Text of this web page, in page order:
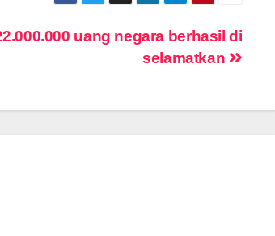
uang negara berhasil di
selamatkan